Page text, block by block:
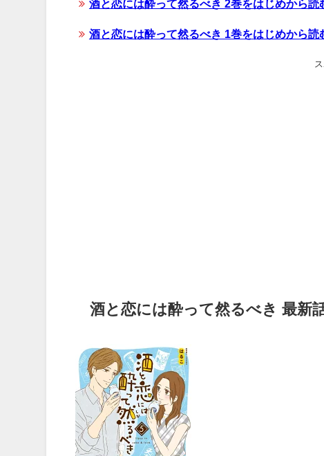
酒と恋には酔って然るべき 2巻をはじめから読
酒と恋には酔って然るべき 1巻をはじめから読
酒と恋には酔って然るべき 最新